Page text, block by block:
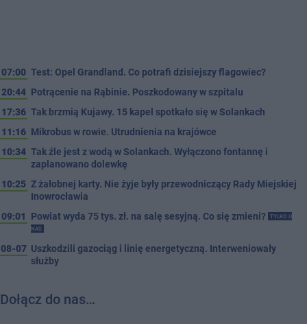
07:00 Test: Opel Grandland. Co potrafi dzisiejszy flagowiec?
20:44 Potrącenie na Rąbinie. Poszkodowany w szpitalu
17:36 Tak brzmią Kujawy. 15 kapel spotkało się w Solankach
11:16 Mikrobus w rowie. Utrudnienia na krajówce
10:34 Tak źle jest z wodą w Solankach. Wyłączono fontannę i
zaplanowano dolewkę
10:25 Z żałobnej karty. Nie żyje były przewodniczący Rady Miejskiej
Inowrocławia
09:01
Powiat wyda 75 tys. zł. na salę sesyjną. Co się zmieni?
TYLKO U
NAS
08-07 Uszkodzili gazociąg i linię energetyczną. Interweniowały
służby
Dołącz do nas…